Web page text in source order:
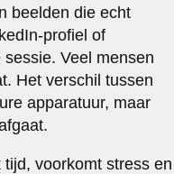
beelden die echt
profiel of
Veel mensen
Het verschil tussen
apparatuur, maar
voorkomt stress en